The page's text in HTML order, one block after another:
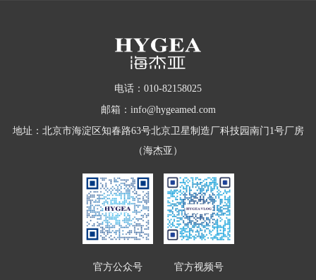
电话：010-82158025
邮箱：info@hygeamed.com
地址：北京市海淀区知春路63号北京卫星制造厂科技园南门1号厂房
（海杰亚）
官方公众号 官方视频号